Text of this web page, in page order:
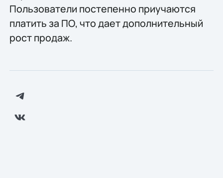
Пользователи постепенно приучаются
платить за ПО, что дает дополнительный
рост продаж.